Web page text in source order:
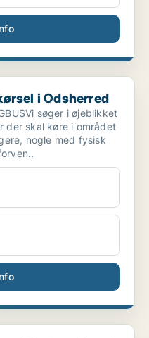
i Odsherred
søger i øjeblikket
der skal køre i området
nogle med fysisk
af dagreno...